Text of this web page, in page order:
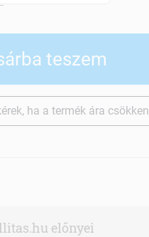
teszem
ha a termék ára csökken
előnyei